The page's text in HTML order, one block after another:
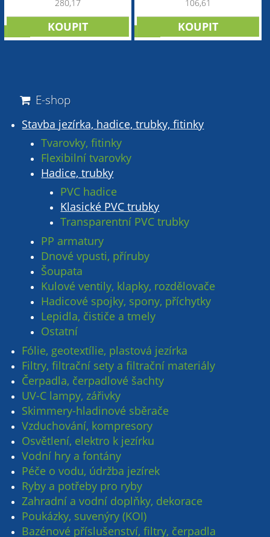
280,17
106,61
E-shop
Stavba jezírka, hadice, trubky, fitinky
Tvarovky, fitinky
Flexibilní tvarovky
Hadice, trubky
PVC hadice
Klasické PVC trubky
Transparentní PVC trubky
PP armatury
Dnové vpusti, příruby
Šoupata
Kulové ventily, klapky, rozdělovače
Hadicové spojky, spony, příchytky
Lepidla, čističe a tmely
Ostatní
Fólie, geotextílie, plastová jezírka
Filtry, filtrační sety a filtrační materiály
Čerpadla, čerpadlové šachty
UV-C lampy, zářivky
Skimmery-hladinové sběrače
Vzduchování, kompresory
Osvětlení, elektro k jezírku
Vodní hry a fontány
Péče o vodu, údržba jezírek
Ryby a potřeby pro ryby
Zahradní a vodní doplňky, dekorace
Poukázky, suvenýry (KOI)
Bazénové příslušenství, filtry, čerpadla